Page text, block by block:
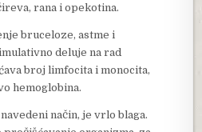
rana i opekotina.
bruceloze, astme i
deluje na rad
broj limfocita i monocita,
hemoglobina.
način, je vrlo blaga.